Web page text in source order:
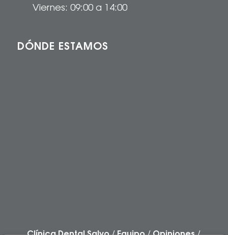
Viernes: 09:00 a 14:00
DÓNDE ESTAMOS